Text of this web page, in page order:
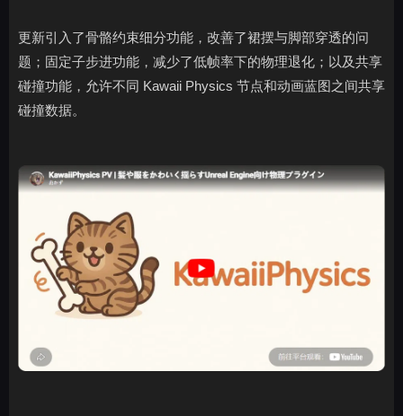
更新引入了骨骼约束细分功能，改善了裙摆与脚部穿透的问
题；固定子步进功能，减少了低帧率下的物理退化；以及共享
碰撞功能，允许不同 Kawaii Physics 节点和动画蓝图之间共享
碰撞数据。